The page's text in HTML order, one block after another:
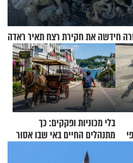
חידשה את חקירת רצח תאיר ראדה
בלי מכוניות ופקקים: כך
מתנהלים החיים באי שבו אסור
לנהוג כבר יותר מ-120 שנה